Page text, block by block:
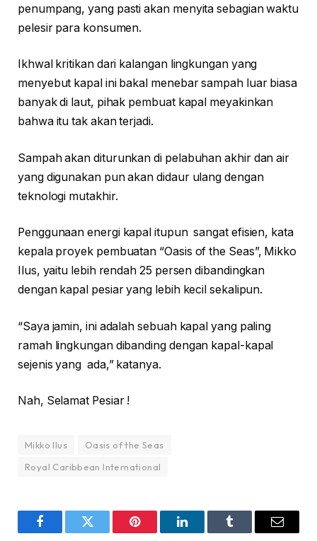
penumpang, yang pasti akan menyita sebagian waktu
pelesir para konsumen.
Ikhwal kritikan dari kalangan lingkungan yang
menyebut kapal ini bakal menebar sampah luar biasa
banyak di laut, pihak pembuat kapal meyakinkan
bahwa itu tak akan terjadi.
Sampah akan diturunkan di pelabuhan akhir dan air
yang digunakan pun akan didaur ulang dengan
teknologi mutakhir.
Penggunaan energi kapal itupun sangat efisien, kata
kepala proyek pembuatan “Oasis of the Seas”, Mikko
Ilus, yaitu lebih rendah 25 persen dibandingkan
dengan kapal pesiar yang lebih kecil sekalipun.
“Saya jamin, ini adalah sebuah kapal yang paling
ramah lingkungan dibanding dengan kapal-kapal
sejenis yang ada,” katanya.
Nah, Selamat Pesiar !
Mikko Ilus
Oasis of the Seas
Royal Caribbean International
FacebookTwitter Pinterest LinkedInTumblr Email